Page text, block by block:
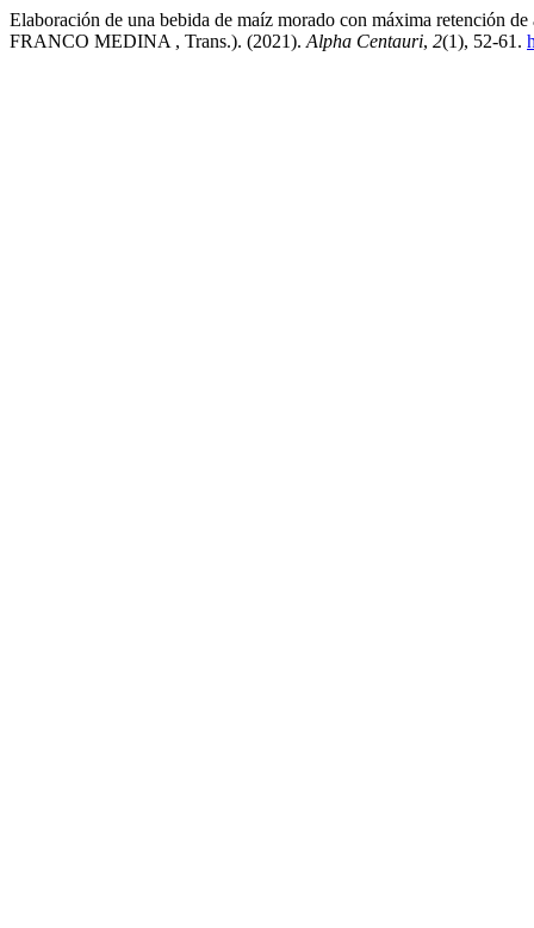
Elaboración de una bebida de maíz morado con máxima
FRANCO MEDINA , Trans.). (2021). Alpha Centauri, 2(1), 52-61.